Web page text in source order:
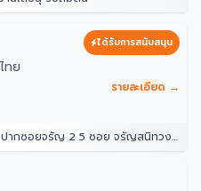
ได้รับการสนับสนุน
ทย
รายละเอียด →
งศ์ 2 แขวงวัดท่าพระ เขตบางกอกใหญ่ กรุงเทพมหานคร 10600 ประเทศไทย